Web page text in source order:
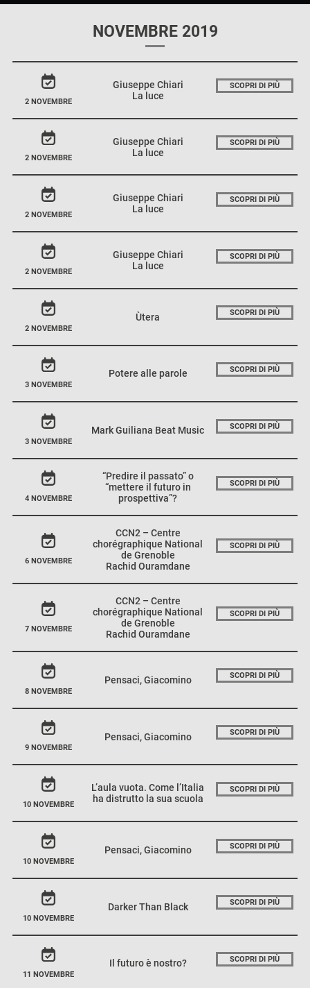
NOVEMBRE 2019
2 NOVEMBRE
Giuseppe Chiari
La luce
SCOPRI DI PIÙ
2 NOVEMBRE
Giuseppe Chiari
La luce
SCOPRI DI PIÙ
2 NOVEMBRE
Giuseppe Chiari
La luce
SCOPRI DI PIÙ
2 NOVEMBRE
Giuseppe Chiari
La luce
SCOPRI DI PIÙ
2 NOVEMBRE
Ùtera SCOPRI DI PIÙ
3 NOVEMBRE
Potere alle parole SCOPRI DI PIÙ
3 NOVEMBRE
Mark Guiliana Beat Music SCOPRI DI PIÙ
4 NOVEMBRE
“Predire il passato” o
“mettere il futuro in
prospettiva”?
SCOPRI DI PIÙ
6 NOVEMBRE
CCN2 – Centre
chorégraphique National
de Grenoble
Rachid Ouramdane
SCOPRI DI PIÙ
7 NOVEMBRE
CCN2 – Centre
chorégraphique National
de Grenoble
Rachid Ouramdane
SCOPRI DI PIÙ
8 NOVEMBRE
Pensaci, Giacomino SCOPRI DI PIÙ
9 NOVEMBRE
Pensaci, Giacomino SCOPRI DI PIÙ
10 NOVEMBRE
L’aula vuota. Come l’Italia
ha distrutto la sua scuola
SCOPRI DI PIÙ
10 NOVEMBRE
Pensaci, Giacomino SCOPRI DI PIÙ
10 NOVEMBRE
Darker Than Black SCOPRI DI PIÙ
11 NOVEMBRE
Il futuro è nostro? SCOPRI DI PIÙ